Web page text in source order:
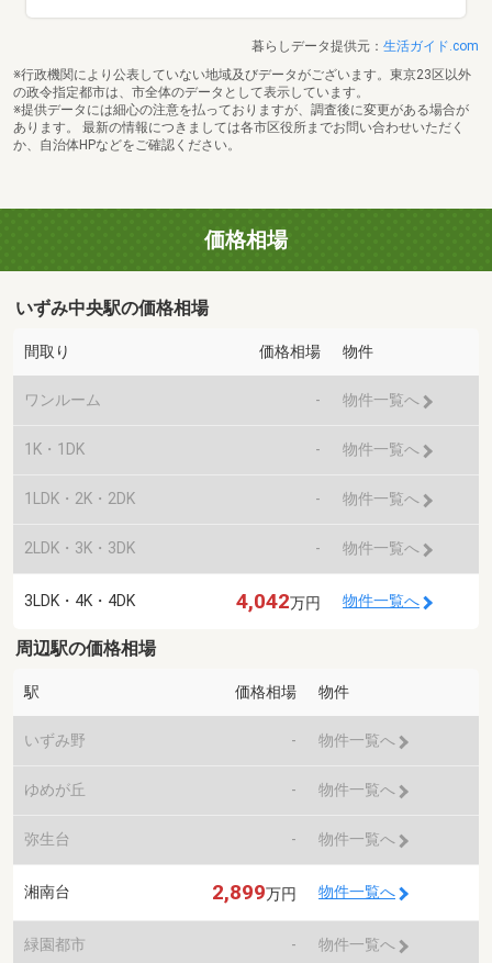
暮らしデータ提供元： 生活ガイド.com
※行政機関により公表していない地域及びデータがございます。東京23区以外
の政令指定都市は、市全体のデータとして表示しています。
※提供データには細心の注意を払っておりますが、調査後に変更がある場合が
あります。 最新の情報につきましては各市区役所までお問い合わせいただく
か、自治体HPなどをご確認ください。
価格相場
いずみ中央駅の価格相場
間取り 価格相場 物件
ワンルーム - 物件一覧へ
1K・1DK - 物件一覧へ
1LDK・2K・2DK - 物件一覧へ
2LDK・3K・3DK - 物件一覧へ
3LDK・4K・4DK 4,042万円 物件一覧へ
周辺駅の価格相場
駅 価格相場 物件
いずみ野 - 物件一覧へ
ゆめが丘 - 物件一覧へ
弥生台 - 物件一覧へ
湘南台 2,899万円 物件一覧へ
緑園都市 - 物件一覧へ